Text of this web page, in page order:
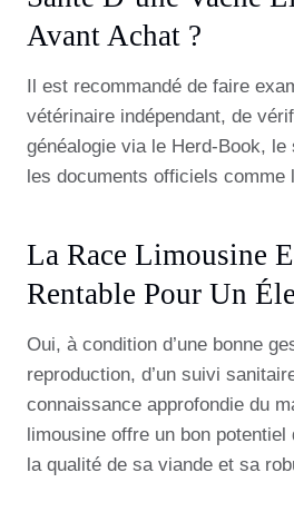
Avant Achat ?
Il est recommandé de faire
vétérinaire indépendant, de
généalogie via le Herd-Book,
les documents officiels comme
La Race Limousine
Rentable Pour Un
Oui, à condition d’une bonne
reproduction, d’un suivi
connaissance approfondie du
limousine offre un bon
la qualité de sa viande et sa